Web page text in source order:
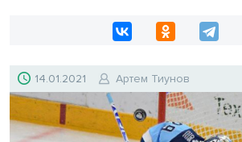
14.01.2021 Артем Тиунов